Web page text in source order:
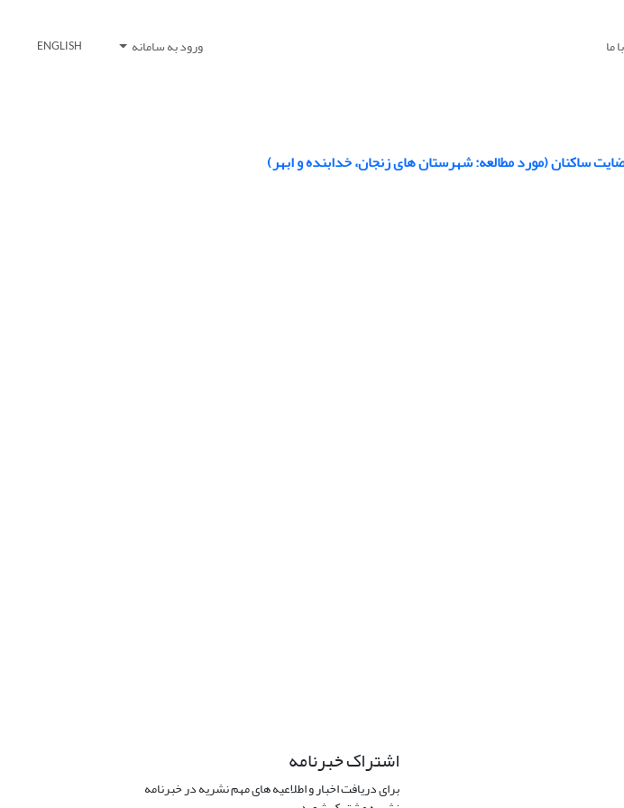
ما ورود به سامانه ENGLISH
ساکنان (مورد مطالعه: شهرستان های زنجان، خدابنده و ابهر)
اشتراک خبرنامه
برای دریافت اخبار و اطلاعیه های مهم نشریه در خبرنامه